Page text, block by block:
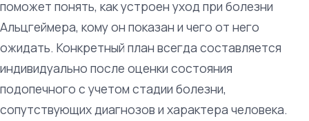
поможет понять, как устроен уход при болезни
Альцгеймера, кому он показан и чего от него
ожидать. Конкретный план всегда составляется
индивидуально после оценки состояния
подопечного с учетом стадии болезни,
сопутствующих диагнозов и характера человека.